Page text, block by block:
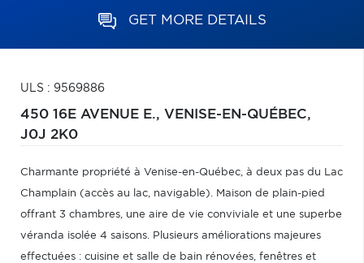
GET MORE DETAILS
ULS : 9569886
450 16E AVENUE E., VENISE-EN-QUÉBEC,
J0J 2K0
Charmante propriété à Venise-en-Québec, à deux pas du Lac
Champlain (accès au lac, navigable). Maison de plain-pied
offrant 3 chambres, une aire de vie conviviale et une superbe
véranda isolée 4 saisons. Plusieurs améliorations majeures
effectuées : cuisine et salle de bain rénovées, fenêtres et